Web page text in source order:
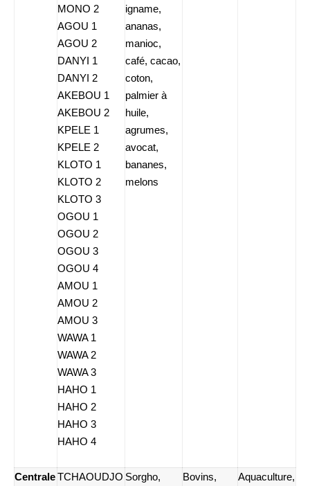
MONO 2
AGOU 1
AGOU 2
DANYI 1
DANYI 2
AKEBOU 1
AKEBOU 2
KPELE 1
KPELE 2
KLOTO 1
KLOTO 2
KLOTO 3
OGOU 1
OGOU 2
OGOU 3
OGOU 4
AMOU 1
AMOU 2
AMOU 3
WAWA 1
WAWA 2
WAWA 3
HAHO 1
HAHO 2
HAHO 3
HAHO 4
igname,
ananas,
manioc,
café, cacao,
coton,
palmier à
huile,
agrumes,
avocat,
bananes,
melons
CentraleTCHAOUDJO Sorgho,
Bovins,
Aquaculture,